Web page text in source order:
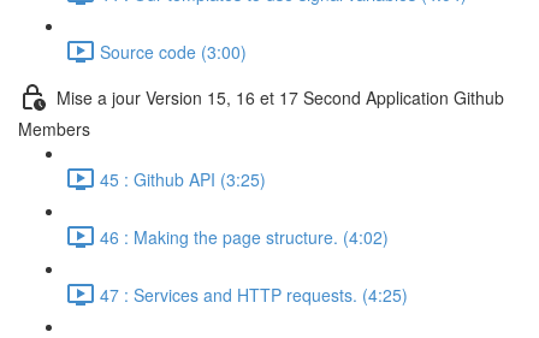
Source code (3:00)
Mise a jour Version 15, 16 et 17 Second Application Github
Members
45 : Github API (3:25)
46 : Making the page structure. (4:02)
47 : Services and HTTP requests. (4:25)